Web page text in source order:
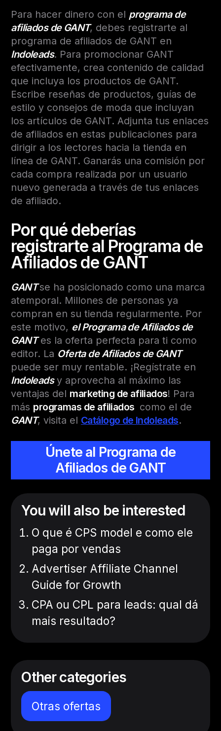
Para hacer dinero con el programa de
afiliados de GANT, debes registrarte al
programa de afiliados de GANT en
Indoleads. Para promocionar GANT
efectivamente, crea contenido de calidad
que incluya los productos de GANT.
Escribe reseñas de productos, guías de
estilo y consejos de moda que incluyan
los artículos de GANT. Adjunta tus enlaces
de afiliados en estas publicaciones para
dirigir a los lectores hacia la tienda en
línea de GANT. Ganarás una comisión por
cada compra realizada por un usuario
nuevo generada a través de tus enlaces
de afiliado.
Por qué deberías
registrarte al Programa de
Afiliados de GANT
GANTse ha posicionado como una marca
atemporal. Millones de personas ya
compran en su tienda regularmente. Por
este motivo, el Programa de Afiliados de
GANTes la oferta perfecta para ti como
editor. La Oferta de Afiliados de GANT
puede ser muy rentable. ¡Regístrate en
Indoleadsy aprovecha al máximo las
ventajas del marketing de afiliados! Para
más programas de afiliados como el de
GANT, visita el Catálogo de Indoleads.
Únete al Programa de
Afiliados de GANT
You will also be interested
O que é CPS model e como ele
paga por vendas
Advertiser Affiliate Channel
Guide for Growth
CPA ou CPL para leads: qual dá
mais resultado?
Other categories
Otras ofertas